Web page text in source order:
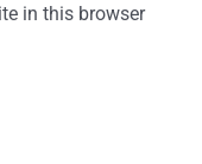
in this browser